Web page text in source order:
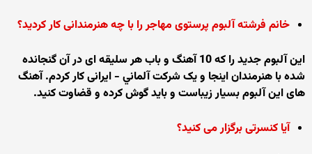
خانم فرشته آلبوم پرستوی مهاجر را با چه هنرمندانی کار کرديد؟
اين آلبوم جديد را که 10 آهنگ و باب هر سليقه ای در آن گنجانده
شده با هنرمندان اينجا و يک شرکت آلماني - ايرانی کار کردم. آهنگ
های اين آلبوم بسيار زيباست و بايد گوش کرده و قضاوت کنيد.
آيا کنسرتی برگزار می کنيد؟